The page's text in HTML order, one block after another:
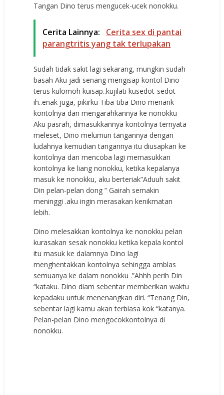
Tangan Dino terus mengucek-ucek nonokku.
Cerita Lainnya:
Cerita sex di pantai
parangtritis yang tak terlupakan
Sudah tidak sakit lagi sekarang, mungkin sudah
basah Aku jadi senang mengisap kontol Dino
terus kulomoh kuisap..kujilati kusedot-sedot
ih..enak juga, pikirku Tiba-tiba Dino menarik
kontolnya dan mengarahkannya ke nonokku
Aku pasrah, dimasukkannya kontolnya ternyata
meleset, Dino melumuri tangannya dengan
ludahnya kemudian tangannya itu diusapkan ke
kontolnya dan mencoba lagi memasukkan
kontolnya ke liang nonokku, ketika kepalanya
masuk ke nonokku, aku berteriak”Aduuh sakit
Din pelan-pelan dong ” Gairah semakin
meninggi .aku ingin merasakan kenikmatan
lebih.
Dino melesakkan kontolnya ke nonokku pelan
kurasakan sesak nonokku ketika kepala kontol
itu masuk ke dalamnya Dino lagi
menghentakkan kontolnya sehingga amblas
semuanya ke dalam nonokku .”Ahhh perih Din
“kataku. Dino diam sebentar memberikan waktu
kepadaku untuk menenangkan diri. “Tenang Din,
sebentar lagi kamu akan terbiasa kok “katanya.
Pelan-pelan Dino mengocokkontolnya di
nonokku.